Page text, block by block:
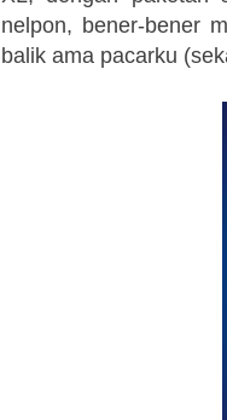
nelpon, bener-bener
balik ama pacarku